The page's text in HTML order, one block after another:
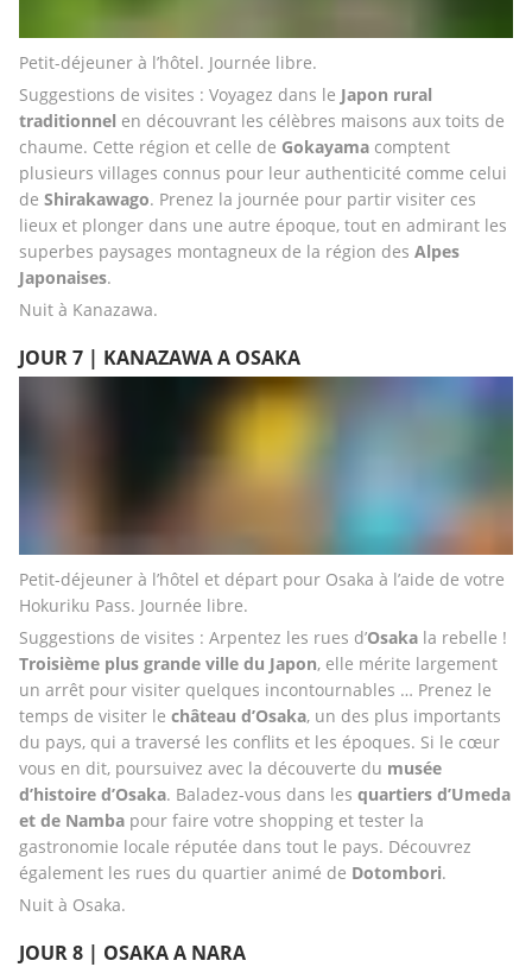
Petit-déjeuner à l’hôtel. Journée libre.
Suggestions de visites : Voyagez dans le Japon rural
traditionnel en découvrant les célèbres maisons aux toits de
chaume. Cette région et celle de Gokayama comptent
plusieurs villages connus pour leur authenticité comme celui
de Shirakawago. Prenez la journée pour partir visiter ces
lieux et plonger dans une autre époque, tout en admirant les
superbes paysages montagneux de la région des Alpes
Japonaises.
Nuit à Kanazawa.
JOUR 7 | KANAZAWA A OSAKA
Petit-déjeuner à l’hôtel et départ pour Osaka à l’aide de votre
Hokuriku Pass. Journée libre.
Suggestions de visites : Arpentez les rues d’Osaka
Troisième plus grande ville du Japon, elle mérite largement
un arrêt pour visiter quelques incontournables … Prenez le
temps de visiter le château d’Osaka, un des plus importants
du pays, qui a traversé les conflits et les époques. Si le cœur
vous en dit, poursuivez avec la découverte du musée
d’histoire d’Osaka. Baladez-vous dans les quartiers d’Umeda
et de Namba pour faire votre shopping et tester la
gastronomie locale réputée dans tout le pays. Découvrez
également les rues du quartier animé de Dotombori.
Nuit à Osaka.
JOUR 8 | OSAKA A NARA